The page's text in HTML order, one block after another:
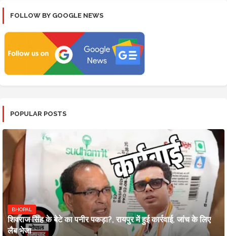
FOLLOW BY GOOGLE NEWS
POPULAR POSTS
BHOPAL
शिवराज सिंह के बेटे का पनीर पकड़ा?, रायपुर में हुई कार्रवाई, जांच के लिए
लैब भेजा